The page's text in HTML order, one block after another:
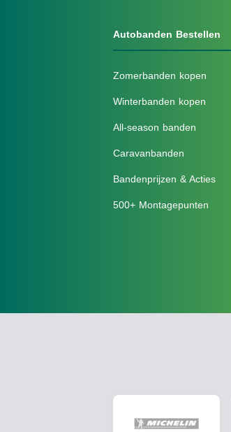
Autobanden Bestellen
Zomerbanden kopen
Winterbanden kopen
All-season banden
Caravanbanden
Bandenprijzen & Acties
500+ Montagepunten